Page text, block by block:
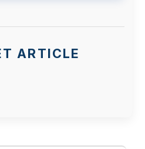
ARTICLE